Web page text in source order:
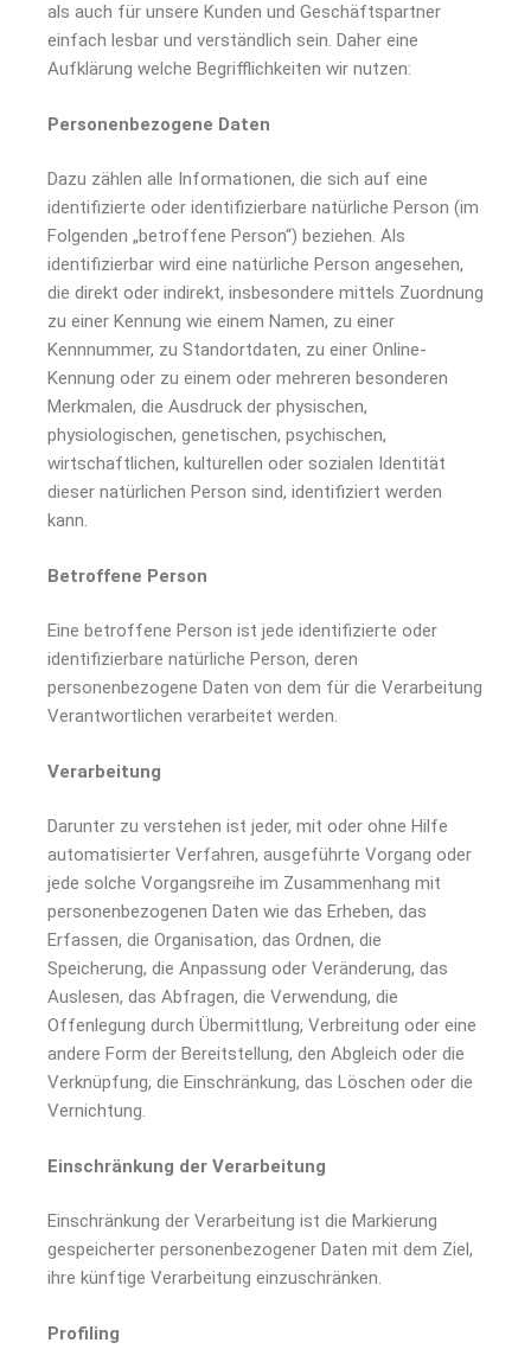
als auch für unsere Kunden und Geschäftspartner
einfach lesbar und verständlich sein. Daher eine
Aufklärung welche Begrifflichkeiten wir nutzen:
Personenbezogene Daten
Dazu zählen alle Informationen, die sich auf eine
identifizierte oder identifizierbare natürliche Person (im
Folgenden „betroffene Person“) beziehen. Als
identifizierbar wird eine natürliche Person angesehen,
die direkt oder indirekt, insbesondere mittels Zuordnung
zu einer Kennung wie einem Namen, zu einer
Kennnummer, zu Standortdaten, zu einer Online-
Kennung oder zu einem oder mehreren besonderen
Merkmalen, die Ausdruck der physischen,
physiologischen, genetischen, psychischen,
wirtschaftlichen, kulturellen oder sozialen Identität
dieser natürlichen Person sind, identifiziert werden
kann.
Betroffene Person
Eine betroffene Person ist jede identifizierte oder
identifizierbare natürliche Person, deren
personenbezogene Daten von dem für die Verarbeitung
Verantwortlichen verarbeitet werden.
Verarbeitung
Darunter zu verstehen ist jeder, mit oder ohne Hilfe
automatisierter Verfahren, ausgeführte Vorgang oder
jede solche Vorgangsreihe im Zusammenhang mit
personenbezogenen Daten wie das Erheben, das
Erfassen, die Organisation, das Ordnen, die
Speicherung, die Anpassung oder Veränderung, das
Auslesen, das Abfragen, die Verwendung, die
Offenlegung durch Übermittlung, Verbreitung oder eine
andere Form der Bereitstellung, den Abgleich oder die
Verknüpfung, die Einschränkung, das Löschen oder die
Vernichtung.
Einschränkung der Verarbeitung
Einschränkung der Verarbeitung ist die Markierung
gespeicherter personenbezogener Daten mit dem Ziel,
ihre künftige Verarbeitung einzuschränken.
Profiling